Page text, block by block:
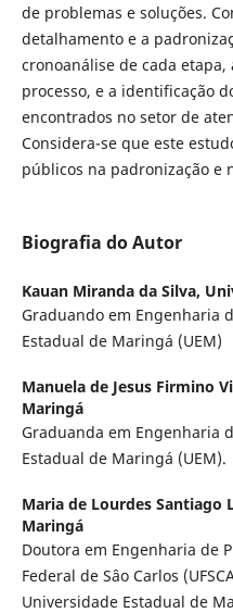
de problemas e soluções.
detalhamento e a
cronoanálise de cada etapa,
processo, e a identificação
encontrados no setor de
Considera-se que este
públicos na padronização e
Biografia do Autor
Kauan Miranda da Silva,
Graduando em Engenharia
Estadual de Maringá (UEM)
Manuela de Jesus Firmino
Maringá
Graduanda em Engenharia
Estadual de Maringá (UEM).
Maria de Lourdes Santiago
Maringá
Doutora em Engenharia de
Federal de Sâo Carlos
Universidade Estadual de